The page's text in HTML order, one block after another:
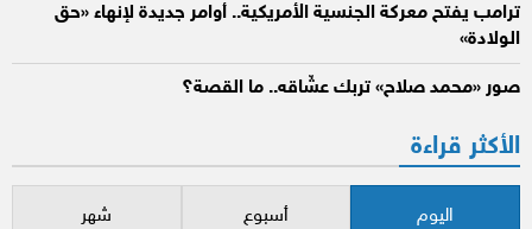
ترامب يفتح معركة الجنسية الأمريكية.. أوامر جديدة لإنهاء «حق
الولادة»
صور «محمد صلاح» تربك عشّاقه.. ما القصة؟
الأكثر قراءة
اليوم أسبوع شهر